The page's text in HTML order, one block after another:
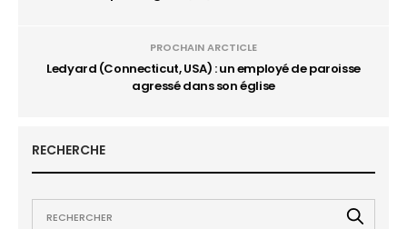
PROCHAIN ARCTICLE
Ledyard (Connecticut, USA) : un employé de paroisse
agressé dans son église
RECHERCHE